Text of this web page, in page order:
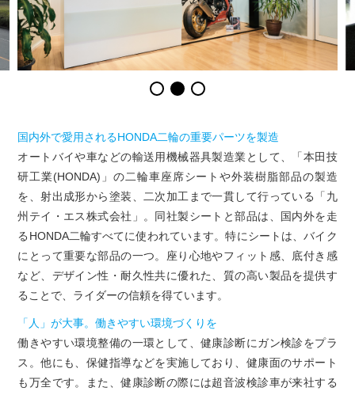
国内外で愛用されるHONDA二輪の重要パーツを製造
オートバイや車などの輸送用機械器具製造業として、「本田技
研工業(HONDA)」の二輪車座席シートや外装樹脂部品の製造
を、射出成形から塗装、二次加工まで一貫して行っている「九
州テイ・エス株式会社」。同社製シートと部品は、国内外を走
るHONDA二輪すべてに使われています。特にシートは、バイク
にとって重要な部品の一つ。座り心地やフィット感、底付き感
など、デザイン性・耐久性共に優れた、質の高い製品を提供す
ることで、ライダーの信頼を得ています。
「人」が大事。働きやすい環境づくりを
働きやすい環境整備の一環として、健康診断にガン検診をプラ
ス。他にも、保健指導などを実施しており、健康面のサポート
も万全です。また、健康診断の際には超音波検診車が来社する